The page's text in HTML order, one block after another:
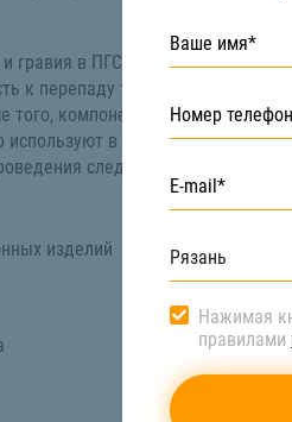
гравия в ПГС обеспечивает
к перепаду температур,
того, компоненты ПГС делают
в строительстве.
следующих работ:
изделий
Нажимая
правилами